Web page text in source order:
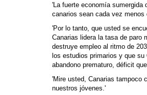
'La fuerte economía sumergida
canarios sean cada vez menos
'Por lo tanto, que usted se
Canarias lidera la tasa de paro
destruye empleo al ritmo de
los estudios primarios y que
abandono prematuro, déficit
'Mire usted, Canarias tampoco
nuestros jóvenes.'